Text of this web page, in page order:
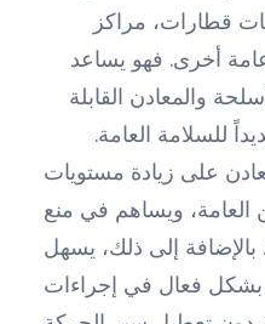
قطارات، مراكز
أخرى. فهو يساعد
والمعادن القابلة
للسلامة العامة.
على زيادة مستويات
العامة، ويساهم في منع
إلى ذلك، يسهل
بشكل فعال في إجراءات